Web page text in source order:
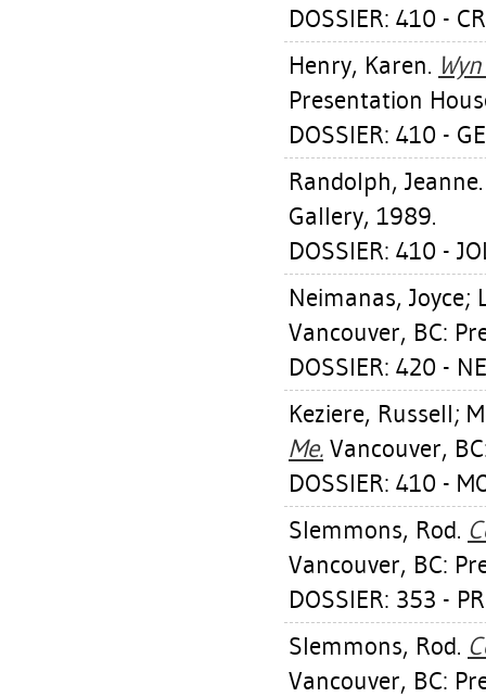
DOSSIER: 410 -
Henry, Karen.
Presentation
DOSSIER: 410 -
Randolph, Jeanne
Gallery, 1989.
DOSSIER: 410 -
Neimanas, Joyce;
Vancouver, BC:
DOSSIER: 420 -
Keziere, Russell;
Me. Vancouver,
DOSSIER: 410 -
Slemmons, Rod.
Vancouver, BC:
DOSSIER: 353 -
Slemmons, Rod.
Vancouver, BC: